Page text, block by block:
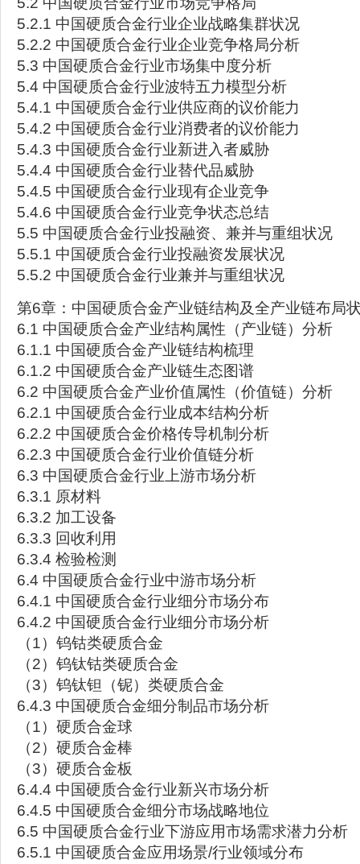
5.2.1 中国硬质合金行业企业战略集群状况
5.2.2 中国硬质合金行业企业竞争格局分析
5.3 中国硬质合金行业市场集中度分析
5.4 中国硬质合金行业波特五力模型分析
5.4.1 中国硬质合金行业供应商的议价能力
5.4.2 中国硬质合金行业消费者的议价能力
5.4.3 中国硬质合金行业新进入者威胁
5.4.4 中国硬质合金行业替代品威胁
5.4.5 中国硬质合金行业现有企业竞争
5.4.6 中国硬质合金行业竞争状态总结
5.5 中国硬质合金行业投融资、兼并与重组状况
5.5.1 中国硬质合金行业投融资发展状况
5.5.2 中国硬质合金行业兼并与重组状况
第6章：中国硬质合金产业链结构及全产业链布局
6.1 中国硬质合金产业结构属性（产业链）分析
6.1.1 中国硬质合金产业链结构梳理
6.1.2 中国硬质合金产业链生态图谱
6.2 中国硬质合金产业价值属性（价值链）分析
6.2.1 中国硬质合金行业成本结构分析
6.2.2 中国硬质合金价格传导机制分析
6.2.3 中国硬质合金行业价值链分析
6.3 中国硬质合金行业上游市场分析
6.3.1 原材料
6.3.2 加工设备
6.3.3 回收利用
6.3.4 检验检测
6.4 中国硬质合金行业中游市场分析
6.4.1 中国硬质合金行业细分市场分布
6.4.2 中国硬质合金行业细分市场分析
（1）钨钴类硬质合金
（2）钨钛钴类硬质合金
（3）钨钛钽（铌）类硬质合金
6.4.3 中国硬质合金细分制品市场分析
（1）硬质合金球
（2）硬质合金棒
（3）硬质合金板
6.4.4 中国硬质合金行业新兴市场分析
6.4.5 中国硬质合金细分市场战略地位
6.5 中国硬质合金行业下游应用市场需求潜力分析
6.5.1 中国硬质合金应用场景/行业领域分布